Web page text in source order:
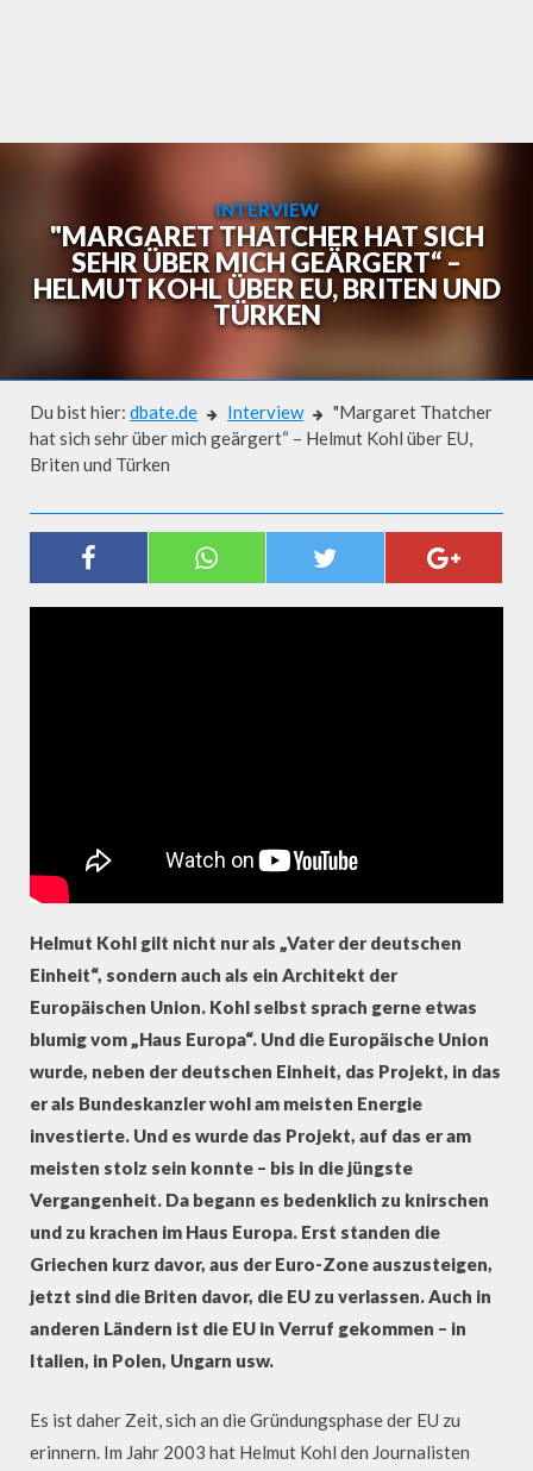
INTERVIEW
"MARGARET THATCHER HAT SICH
SEHR ÜBER MICH GEÄRGERT“ –
HELMUT KOHL ÜBER EU, BRITEN UND
TÜRKEN
Du bist hier: dbate.de Interview
"Margaret Thatcher
hat sich sehr über mich geärgert“ – Helmut Kohl über EU,
Briten und Türken
"MARGARET THATCHER HAT SICH
SEHR ÜBER MICH GEÄRGERT“ –
HELMUT KOHL ÜBER EU, BRITEN
Helmut Kohl gilt nicht nur als „Vater der deutschen
Einheit“, sondern auch als ein Architekt der
Europäischen Union. Kohl selbst sprach gerne etwas
blumig vom „Haus Europa“. Und die Europäische Union
wurde, neben der deutschen Einheit, das Projekt, in das
er als Bundeskanzler wohl am meisten Energie
investierte. Und es wurde das Projekt, auf das er am
meisten stolz sein konnte – bis in die jüngste
Vergangenheit. Da begann es bedenklich zu knirschen
und zu krachen im Haus Europa. Erst standen die
Griechen kurz davor, aus der Euro-Zone auszusteigen,
jetzt sind die Briten davor, die EU zu verlassen. Auch in
anderen Ländern ist die EU in Verruf gekommen – in
Italien, in Polen, Ungarn usw.
Es ist daher Zeit, sich an die Gründungsphase der EU zu
erinnern. Im Jahr 2003 hat Helmut Kohl den Journalisten